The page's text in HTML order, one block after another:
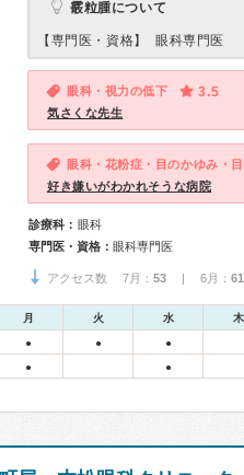
霰粒腫について
【専門医・資格】 眼科専門医
眼科・視力の低下 3.5
気さくな先生
眼科・花粉症・目のかゆみ・
好き嫌いがわかれそうな病院
診療科： 眼科
専門医・資格： 眼科専門医
アクセス数 7月： 53 | 6月： 61
月 火 水 木
● ● ●
● ●